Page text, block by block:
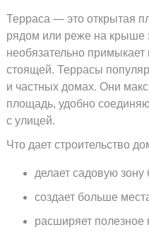
Терраса — это открытая
рядом или реже на крыше
необязательно
стоящей. Террасы
и частных домах. Они
площадь, удобно
с улицей.
Что дает строительство
делает садовую
создает больше
расширяет полезное